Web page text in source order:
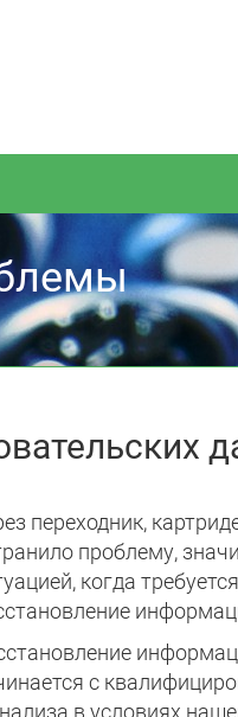
переходник,
проблему,
когда
с
в условиях